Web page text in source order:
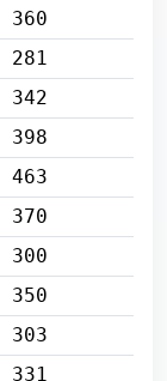
360
281
342
398
463
370
300
350
303
331